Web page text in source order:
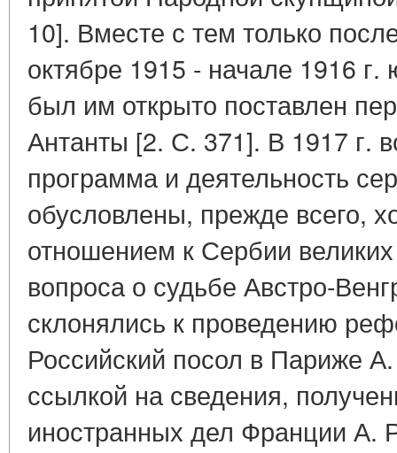
10]. Вместе с тем только
октябре 1915 - начале 1916 г.
был им открыто поставлен
Антанты [2. С. 371]. В 1917 г.
программа и деятельность
обусловлены, прежде всего,
отношением к Сербии
вопроса о судьбе Австро-
склонялись к проведению
Российский посол в Париже
ссылкой на сведения,
иностранных дел Франции